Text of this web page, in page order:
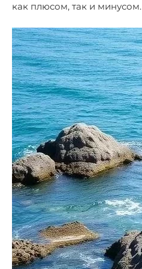
как плюсом, так и минусом.